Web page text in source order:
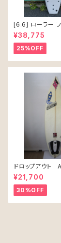
[6.6] ローラー フ
フテック
¥38,775
25%OFF
ドロップアウト ABE
PRO JUNIR
¥21,700
30%OFF